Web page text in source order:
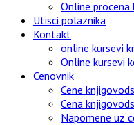
Online
Utisci polaznika
Kontakt
online kursevi
Online kursevi
Cenovnik
Cene
Cena
Napomene uz